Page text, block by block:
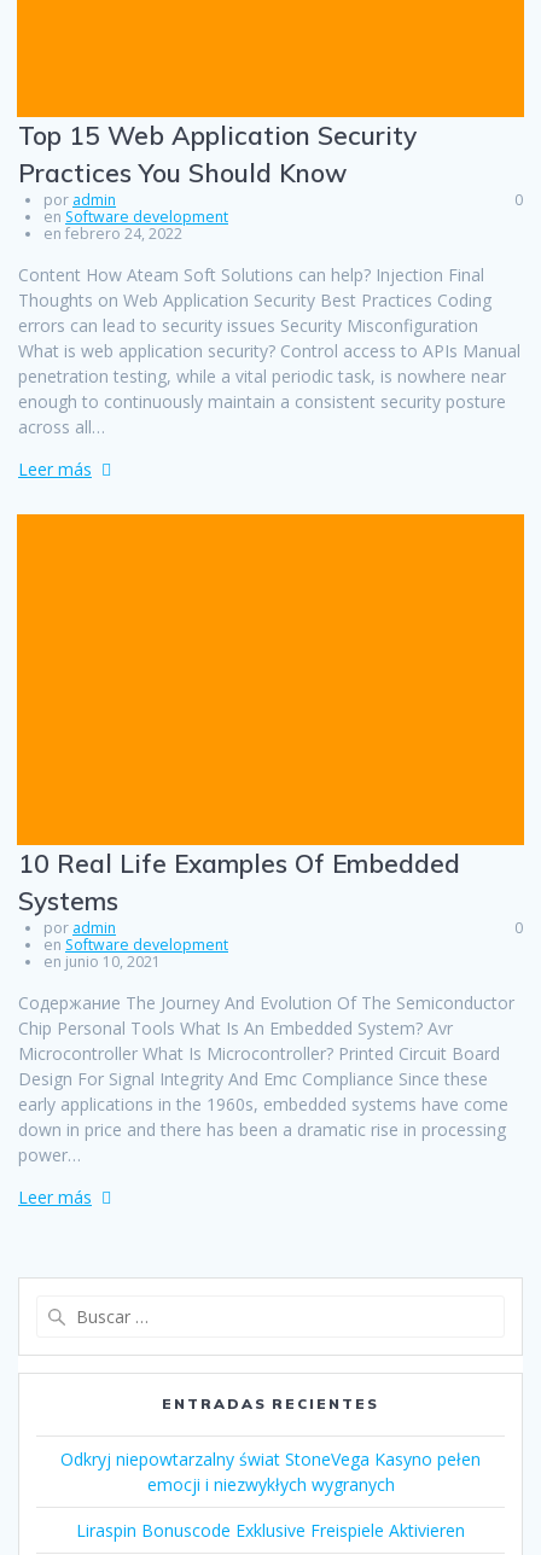
Top 15 Web Application Security
Practices You Should Know
por admin
en Software development
en febrero 24, 2022
0
Content How Ateam Soft Solutions can help? Injection Final
Thoughts on Web Application Security Best Practices Coding
errors can lead to security issues Security Misconfiguration
What is web application security? Control access to APIs Manual
penetration testing, while a vital periodic task, is nowhere near
enough to continuously maintain a consistent security posture
across all…
Leer más
10 Real Life Examples Of Embedded
Systems
por admin
en Software development
en junio 10, 2021
0
Содержание The Journey And Evolution Of The Semiconductor
Chip Personal Tools What Is An Embedded System? Avr
Microcontroller What Is Microcontroller? Printed Circuit Board
Design For Signal Integrity And Emc Compliance Since these
early applications in the 1960s, embedded systems have come
down in price and there has been a dramatic rise in processing
power…
Leer más
ENTRADAS RECIENTES
Odkryj niepowtarzalny świat StoneVega Kasyno pełen
emocji i niezwykłych wygranych
Liraspin Bonuscode Exklusive Freispiele Aktivieren